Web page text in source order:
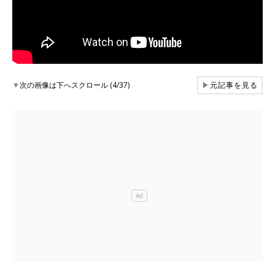
▼次の画像は下へスクロール (4/37) ▶元記事を見る